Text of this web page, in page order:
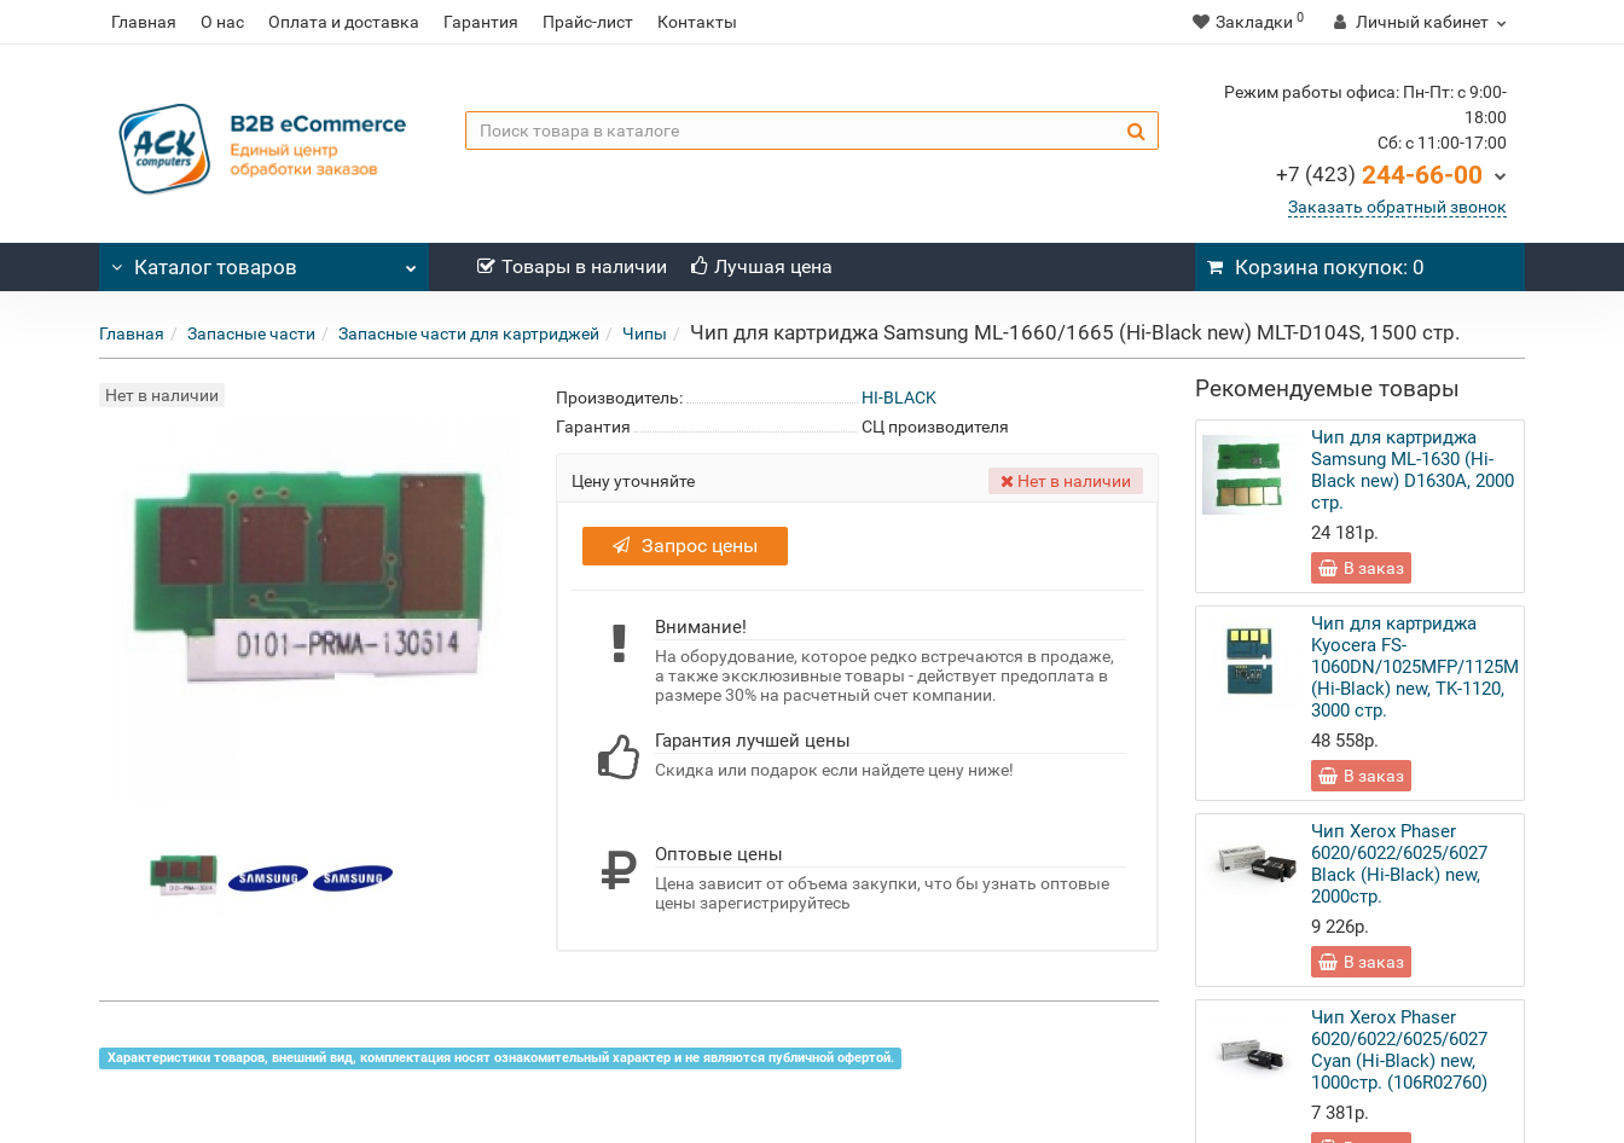
Главная О нас Оплата и доставка Гарантия Прайс-лист Контакты Закладки 0 Личный кабинет
Режим работы офиса: Пн-Пт: c 9:00-
18:00
Cб: c 11:00-17:00
+7 (423) 244-66-00
Заказать обратный звонок
Каталог товаров Товары в наличии Лучшая цена Корзина покупок: 0
Главная Запасные части Запасные части для картриджей Чипы Чип для картриджа Samsung ML-1660/1665 (Hi-Black new) MLT-D104S, 1500 стр.
Нет в наличии Производитель:
HI-BLACK
Гарантия
СЦ производителя
Цену уточняйте Нет в наличии
Запрос цены
Внимание!
На оборудование, которое редко встречаются в продаже,
а также эксклюзивные товары - действует предоплата в
размере 30% на расчетный счет компании.
Гарантия лучшей цены
Скидка или подарок если найдете цену ниже!
Оптовые цены
Цена зависит от объема закупки, что бы узнать оптовые
цены зарегистрируйтесь
Характеристики товаров, внешний вид, комплектация носят ознакомительный характер и не являются публичной офертой.
Рекомендуемые товары
Чип для картриджа
Samsung ML-1630 (Hi-
Black new) D1630A, 2000
стр.
24 181р.
В заказ
Чип для картриджа
Kyocera FS-
1060DN/1025MFP/1125MFP
(Hi-Black) new, TK-1120,
3000 стр.
48 558р.
В заказ
Чип Xerox Phaser
6020/6022/6025/6027
Black (Hi-Black) new,
2000стр.
9 226р.
В заказ
Чип Xerox Phaser
6020/6022/6025/6027
Cyan (Hi-Black) new,
1000стр. (106R02760)
7 381р.